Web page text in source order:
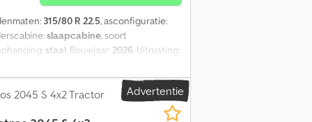
315/80 R 22.5, asconfiguratie:
slaapcabine, soort
staal, Bouwjaar: 2026, Uitrusting:
control, elektrische raamverstelling
CD speler - Verwarming - Xenon
= - Aluminium brandstoftank -
Zijdeur = Bijzonderheden = De
Advertentie
2045 S 4x2 Tractor